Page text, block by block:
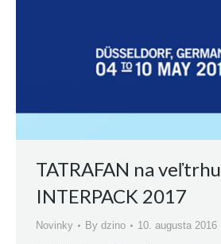
TATRAFAN na veľtrhu
INTERPACK 2017
Novinky By dzino 10. augusta 2016